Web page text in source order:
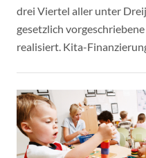
drei Viertel aller unter
gesetzlich
realisiert. Kita-